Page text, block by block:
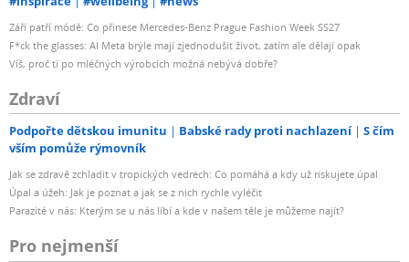
Září patří módě: Co přinese Mercedes-Benz Prague Fashion Week SS27
F*ck the glasses: AI Meta brýle mají zjednodušit život, zatím ale dělají opak
Víš, proč ti po mléčných výrobcích možná nebývá dobře?
Zdraví
Podpořte dětskou imunitu Babské rady proti nachlazení
S čím
vším pomůže rýmovník
Jak se zdravě zchladit v tropických vedrech: Co pomáhá a kdy už riskujete úpal
Úpal a úžeh: Jak je poznat a jak se z nich rychle vyléčit
Parazité v nás: Kterým se u nás líbí a kde v našem těle je můžeme najít?
Pro nejmenší